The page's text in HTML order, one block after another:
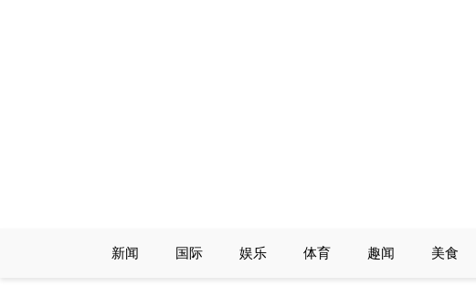
新闻 国际 娱乐 体育 趣闻 美食